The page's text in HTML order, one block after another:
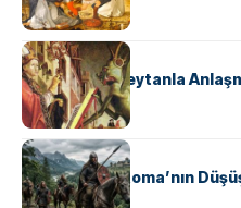
KÜLTÜR
II. Silvester: Şeytanla
KÜLTÜR
Ostrogotlar Roma’nın
Ele Geçirdi?